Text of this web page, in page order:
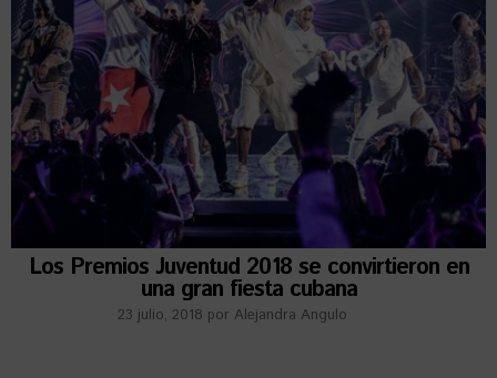
Los Premios Juventud 2018 se convirtieron en
una gran fiesta cubana
23 julio, 2018 por Alejandra Angulo